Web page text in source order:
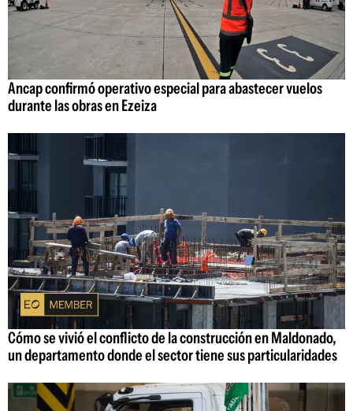
Ancap confirmó operativo especial para abastecer vuelos
durante las obras en Ezeiza
Cómo se vivió el conflicto de la construcción en Maldonado,
un departamento donde el sector tiene sus particularidades